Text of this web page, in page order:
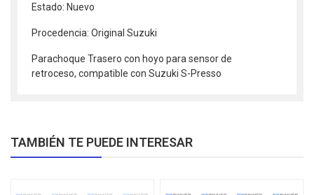
Estado: Nuevo
Procedencia: Original Suzuki
Parachoque Trasero con hoyo para sensor de
retroceso, compatible con Suzuki S-Presso
TAMBIÉN TE PUEDE INTERESAR